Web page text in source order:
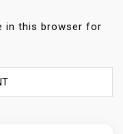
in this browser for